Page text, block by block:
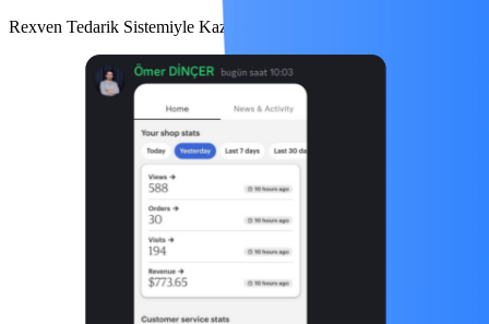
Rexven Tedarik Sistemiyle Kazananlar